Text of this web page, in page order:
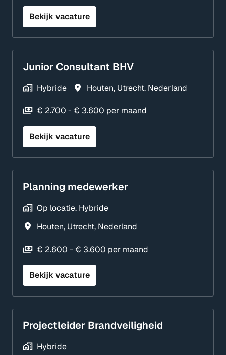
Bekijk vacature
Junior Consultant BHV
Hybride Houten, Utrecht, Nederland
€ 2.700 - € 3.600 per maand
Bekijk vacature
Planning medewerker
Op locatie, Hybride
Houten, Utrecht, Nederland
€ 2.600 - € 3.600 per maand
Bekijk vacature
Projectleider Brandveiligheid
Hybride